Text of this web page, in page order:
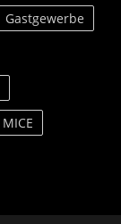
Gastgewerbe
MICE